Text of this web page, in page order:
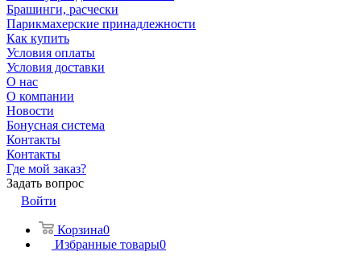
Брашинги, расчески
Парикмахерские принадлежности
Как купить
Условия оплаты
Условия доставки
О нас
О компании
Новости
Бонусная система
Контакты
Контакты
Где мой заказ?
Задать вопрос
Войти
Корзина0
Избранные товары0